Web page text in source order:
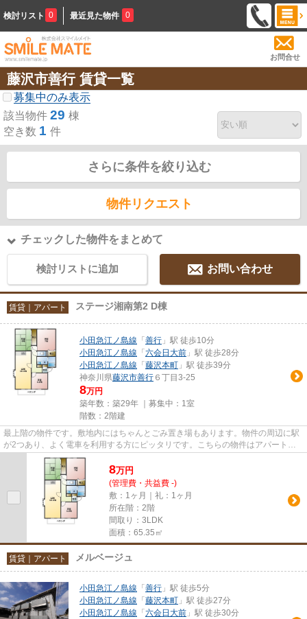
検討リスト 0 最近見た物件 0
お問合せ
藤沢市善行 賃貸一覧
募集中のみ表示
該当物件 29 棟
空き数 1 件
さらに条件を絞り込む
物件リクエスト
チェックした物件をまとめて
検討リストに追加 お問い合わせ
賃貸｜アパート ステージ湘南第2 D棟
小田急江ノ島線 「 善行 」駅 徒歩10分
小田急江ノ島線 「 六会日大前 」駅 徒歩28分
小田急江ノ島線 「 藤沢本町 」駅 徒歩39分
神奈川県藤沢市善行 ６丁目3-25
8万円
築年数：築29年 ｜募集中： 1室
階数：2階建
最上階の物件です。敷地内にはちゃんとごみ置き場もあります。物件の周辺に駅
が2つあり、よく電車を利用する方にピッタリです。こちらの物件はアパートで
8万円
(管理費・共益費 -)
敷：1ヶ月｜礼：1ヶ月
所在階：2階
間取り：3LDK
面積：65.35㎡
賃貸｜アパート メルベージュ
小田急江ノ島線 「 善行 」駅 徒歩5分
小田急江ノ島線 「 藤沢本町 」駅 徒歩27分
小田急江ノ島線 「 六会日大前 」駅 徒歩30分